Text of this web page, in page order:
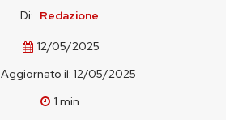
Di: Redazione
12/05/2025
Aggiornato il: 12/05/2025
1 min.